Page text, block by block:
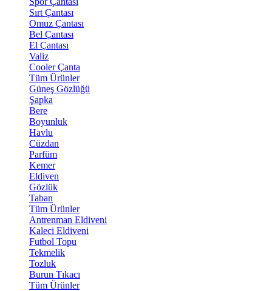
Sırt Çantası
Omuz Çantası
Bel Çantası
El Çantası
Valiz
Cooler Çanta
Tüm Ürünler
Güneş Gözlüğü
Şapka
Bere
Boyunluk
Havlu
Cüzdan
Parfüm
Kemer
Eldiven
Gözlük
Taban
Tüm Ürünler
Antrenman Eldiveni
Kaleci Eldiveni
Futbol Topu
Tekmelik
Tozluk
Burun Tıkacı
Tüm Ürünler